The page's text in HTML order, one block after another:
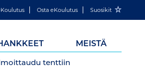
Osta eKoulutus Suosikit
tenttiin
MEISTÄ